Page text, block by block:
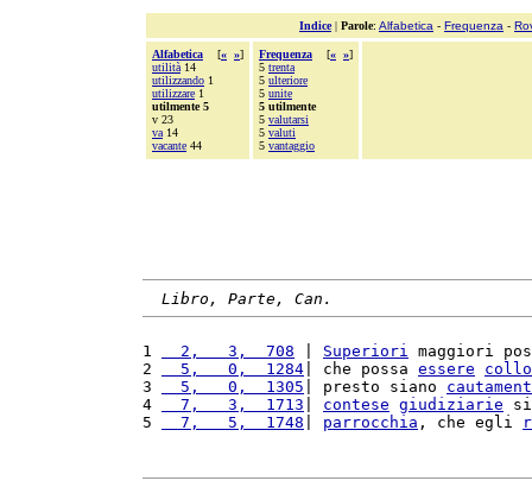
Indice| Parole: Alfabetica - Frequenza -
Alfabetica [« »]
utilità 14
utilizzando 1
utilizzare 1
utilmente 5
v 23
va 14
vacante 44
Frequenza [« »]
5 trenta
5 ulteriore
5 unite
5 utilmente
5 valutarsi
5 valuti
5 vantaggio
Libro, Parte, Can.
1
  2,   3,  708
Superiori maggiori
2
  5,   0,  1284
| che possa essere
3
  5,   0,  1305
| presto siano
4
  7,   3,  1713
contese giudiziarie
5
  7,   5,  1748
parrocchia , che egli